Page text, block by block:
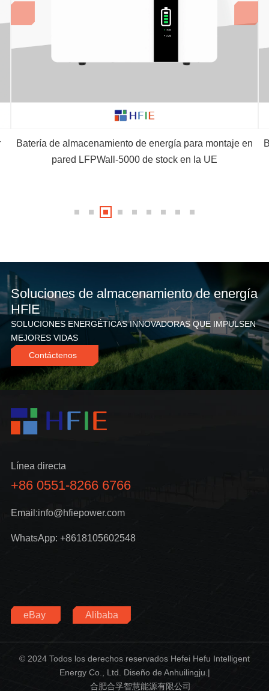
Batería de almacenamiento de energía para montaje en
pared LFPWall-5000 de stock en la UE
Soluciones de almacenamiento de energía
HFlE
SOLUCIONES ENERGÉTICAS INNOVADORAS QUE IMPULSEN
MEJORES VIDAS
Contáctenos
Línea directa
+86 0551-8266 6766
Email:info@hfiepower.com
WhatsApp: +8618105602548
eBay Alibaba
© 2024 Todos los derechos reservados Hefei Hefu Intelligent
Energy Co., Ltd. Diseño de Anhuilingju.|
合肥合孚智慧能源有限公司